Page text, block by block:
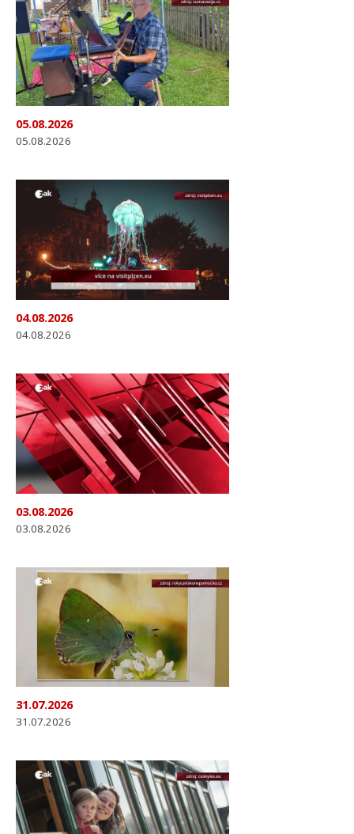
05.08.2026
05.08.2026
04.08.2026
04.08.2026
03.08.2026
03.08.2026
31.07.2026
31.07.2026